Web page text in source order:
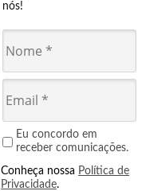
nós!
Eu concordo em
receber comunicações.
Conheça nossa Política de
Privacidade.